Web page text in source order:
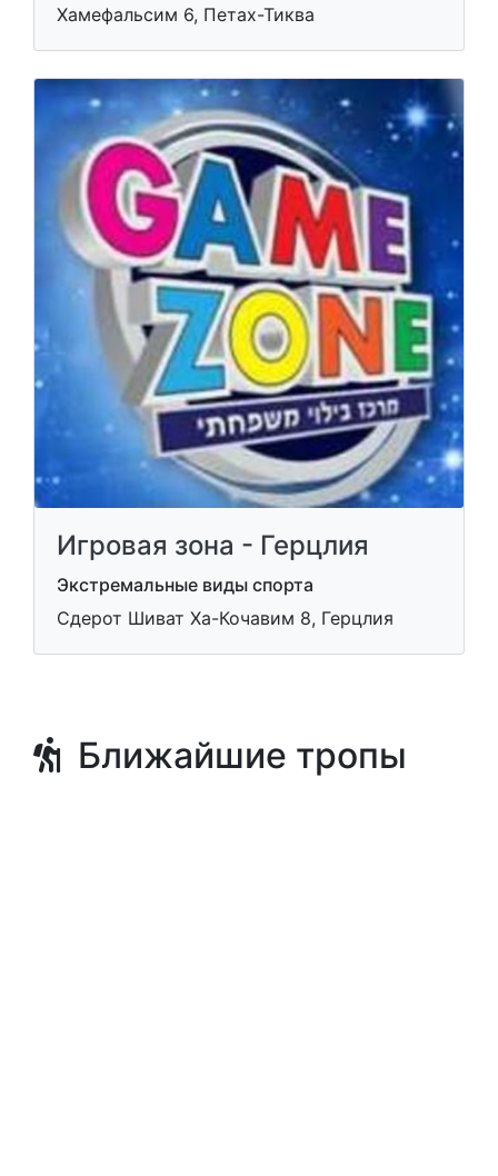
Хамефальсим 6, Петах-Тиква
Игровая зона - Герцлия
Экстремальные виды спорта
Сдерот Шиват Ха-Кочавим 8, Герцлия
Ближайшие тропы